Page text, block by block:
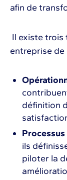
afin de
Il existe trois
entreprise
définition
ils
piloter la